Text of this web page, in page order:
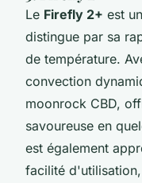
Le Firefly 2+ est
distingue par sa
de température.
convection
moonrock CBD,
savoureuse en
est également
facilité